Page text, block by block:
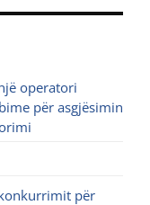
operatori
për asgjësimin
për